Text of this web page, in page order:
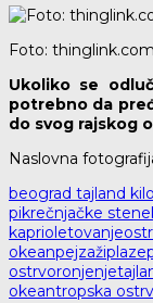
Foto: thinglink.com
Ukoliko se
potrebno da
do svog rajskog
Naslovna
beograd tajland
pikrečnjačke stene
kaprio letovanje
okeanpejzažiplaze
ostrvoronjenje
okeantropska